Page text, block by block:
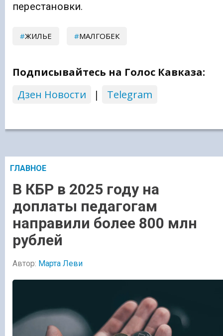
перестановки.
ЖИЛЬЕ МАЛГОБЕК
Подписывайтесь на Голос Кавказа:
Дзен Новости
| Telegram
ГЛАВНОЕ
В КБР в 2025 году на
доплаты педагогам
направили более 800 млн
рублей
Автор: Марта Леви